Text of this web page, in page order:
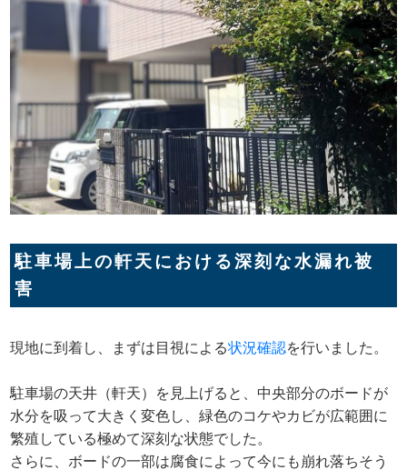
駐車場上の軒天における深刻な水漏れ被
害
現地に到着し、まずは目視による状況確認を行いました。
駐車場の天井（軒天）を見上げると、中央部分のボードが
水分を吸って大きく変色し、緑色のコケやカビが広範囲に
繁殖している極めて深刻な状態でした。
さらに、ボードの一部は腐食によって今にも崩れ落ちそう